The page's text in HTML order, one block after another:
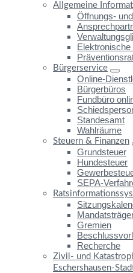
Allgemeine
Öffnungs-
Bürgerservice
Online-
Bürgerbüros
Fundbüro
Standesamt
Wahlräume
Steuern & Finanzen
Grundsteuer
Hundesteuer
SEPA-
Gremien
Recherche
Zivil- und
Eschershausen-